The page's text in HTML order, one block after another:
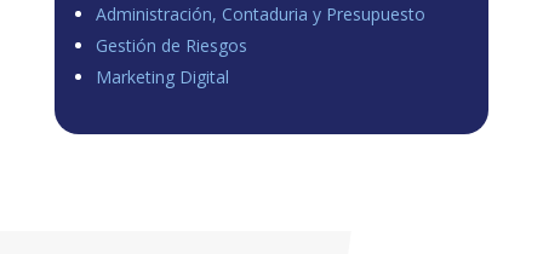
Administración, Contaduria y Presupuesto
Gestión de Riesgos
Marketing Digital